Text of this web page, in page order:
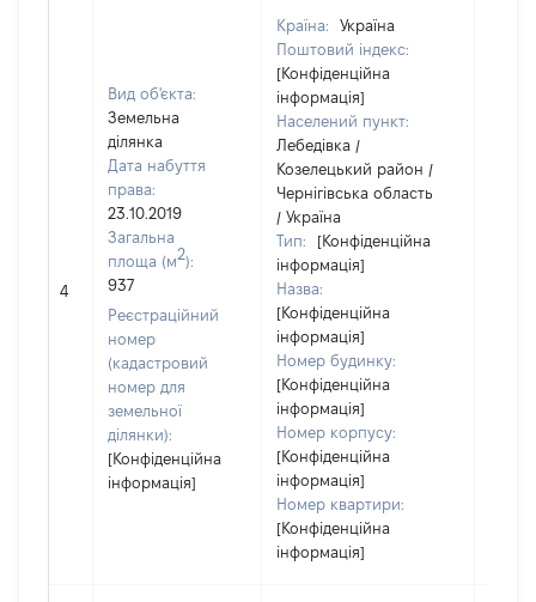
4
Вид об'єкта:
Земельна
ділянка
Дата набуття
права:
23.10.2019
Загальна
площа (м2):
937
Реєстраційний
номер
(кадастровий
номер для
земельної
ділянки):
[Конфіденційна
інформація]
Країна:
Україна
Поштовий індекс:
[Конфіденційна
інформація]
Населений пункт:
Лебедівка /
Козелецький район /
Чернігівська область
/ Україна
Тип:
[Конфіденційна
інформація]
Назва:
[Конфіденційна
інформація]
Номер будинку:
[Конфіденційна
інформація]
Номер корпусу:
[Конфіденційна
інформація]
Номер квартири:
[Конфіденційна
інформація]